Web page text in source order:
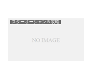
スターオーシャン５攻略